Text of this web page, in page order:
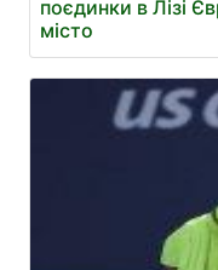
поєдинки в Лізі
місто